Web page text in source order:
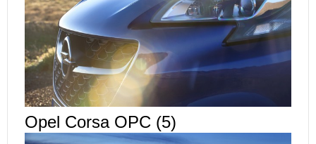
Opel Corsa OPC (5)